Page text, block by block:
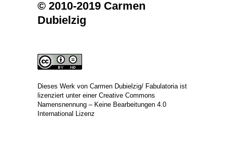
© 2010-2019 Carmen
Dubielzig
Dieses Werk von Carmen Dubielzig/ Fabulatoriaist
lizenziert unter einer Creative Commons
Namensnennung – Keine Bearbeitungen 4.0
International Lizenz